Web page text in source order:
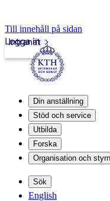
Till innehåll på sidan
Intranät
Logga in
Din anställning
Stöd och service
Utbilda
Forska
Organisation och
Sök
English